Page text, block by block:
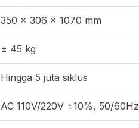
350 × 306 × 1070 mm
± 45 kg
Hingga 5 juta siklus
AC 110V/220V ±10%, 50/60Hz